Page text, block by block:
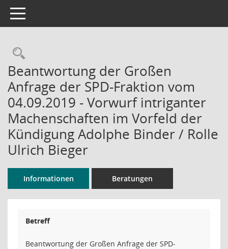
Toggle navigation
Rechercheauswahl
Beantwortung der Großen
Anfrage der SPD-Fraktion vom
04.09.2019 - Vorwurf intriganter
Machenschaften im Vorfeld der
Kündigung Adolphe Binder / Rolle
Ulrich Bieger
Informationen Beratungen
Betreff
Beantwortung der Großen Anfrage der SPD-